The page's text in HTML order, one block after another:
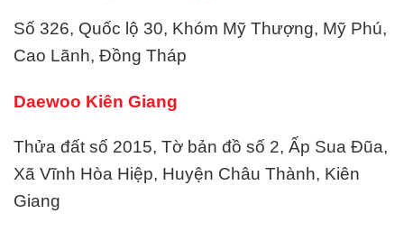
Số 326, Quốc lộ 30, Khóm Mỹ Thượng, Mỹ Phú,
Cao Lãnh, Đồng Tháp
Daewoo Kiên Giang
Thửa đất số 2015, Tờ bản đồ số 2, Ấp Sua Đũa,
Xã Vĩnh Hòa Hiệp, Huyện Châu Thành, Kiên
Giang